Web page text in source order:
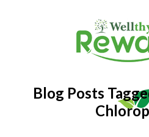
Blog Posts